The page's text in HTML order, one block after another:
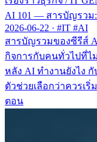
AI 101 — สารบัญรว
2026-06-22 · #IT #AI
สารบัญรวมของซีรีส์
กิจการกับคนทั่วไปที่ไ
หลัง AI ทำงานยังไง กั
ตัวช่วยเลือกว่าควรเ
ตอน